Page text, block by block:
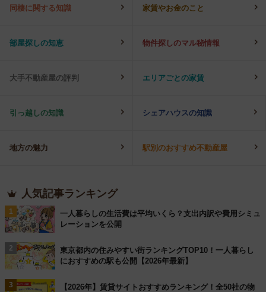
同棲に関する知識 家賃やお金のこと
部屋探しの知恵 物件探しのマル秘情報
大手不動産屋の評判 エリアごとの家賃
引っ越しの知識 シェアハウスの知識
地方の魅力 駅別のおすすめ不動産屋
人気記事ランキング
1
一人暮らしの生活費は平均いくら？支出内訳や費用シミュ
レーションを公開
2
東京都内の住みやすい街ランキングTOP10！一人暮らし
におすすめの駅も公開【2026年最新】
3
【2026年】賃貸サイトおすすめランキング！全50社の物